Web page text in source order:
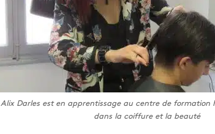
Alix Darles est en apprentissage au centre de formation
dans la coiffure et la beauté